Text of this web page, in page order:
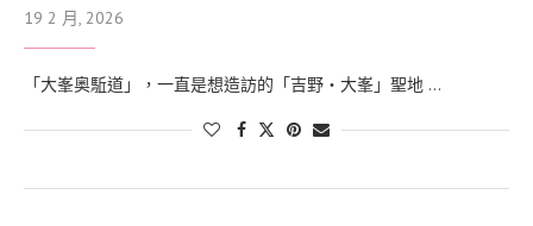
19 2 月, 2026
「大峯奥駈道」，一直是想造訪的「吉野・大峯」聖地 …